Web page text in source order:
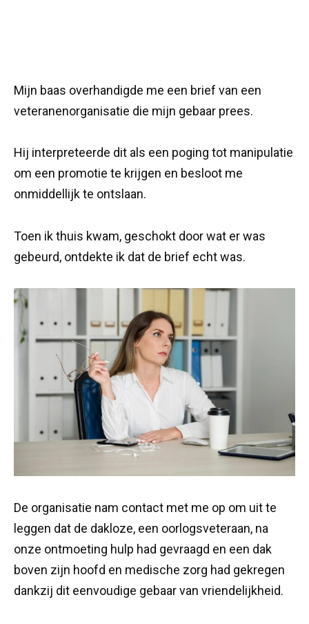
Mijn baas overhandigde me een brief van een
veteranenorganisatie die mijn gebaar prees.
Hij interpreteerde dit als een poging tot manipulatie
om een promotie te krijgen en besloot me
onmiddellijk te ontslaan.
Toen ik thuis kwam, geschokt door wat er was
gebeurd, ontdekte ik dat de brief echt was.
De organisatie nam contact met me op om uit te
leggen dat de dakloze, een oorlogsveteraan, na
onze ontmoeting hulp had gevraagd en een dak
boven zijn hoofd en medische zorg had gekregen
dankzij dit eenvoudige gebaar van vriendelijkheid.